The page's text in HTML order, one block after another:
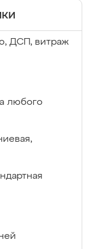
ДСП, витраж
любого